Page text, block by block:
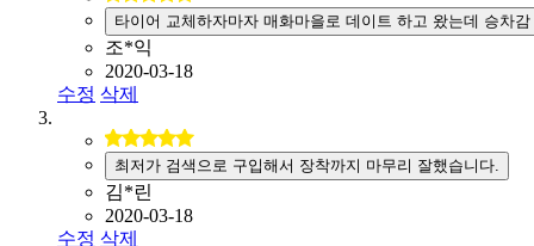
타이어 교체하자마자 매화마을로 데이트 하고 왔는데 승차
조*익
2020-03-18
수정 삭제
최저가 검색으로 구입해서 장착까지 마무리 잘했습니다.
김*린
2020-03-18
수정 삭제